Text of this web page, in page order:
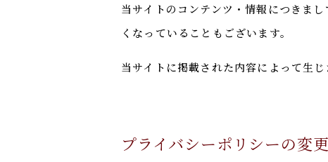
当サイトのコンテンツ・情報につきま
くなっていることもございます。
当サイトに掲載された内容によって生
プライバシーポリシーの変